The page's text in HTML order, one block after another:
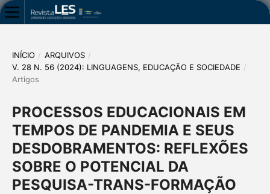
INÍCIO / ARQUIVOS /
V. 28 N. 56 (2024): LINGUAGENS, EDUCAÇÃO E SOCIEDADE /
Artigos
PROCESSOS EDUCACIONAIS EM
TEMPOS DE PANDEMIA E SEUS
DESDOBRAMENTOS: REFLEXÕES
SOBRE O POTENCIAL DA
PESQUISA-TRANS-FORMAÇÃO